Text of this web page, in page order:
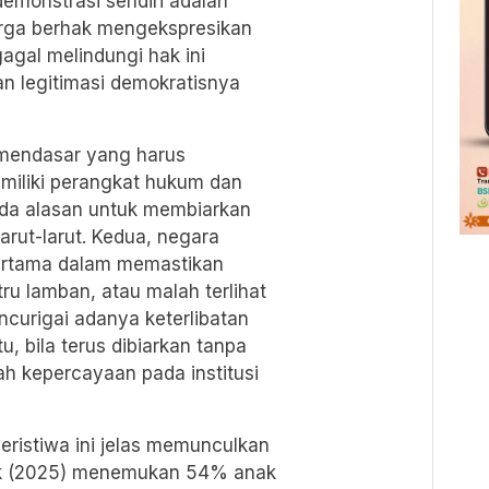
berhak mengekspresikan
melindungi hak ini
legitimasi demokratisnya
yang harus
perangkat hukum dan
alasan untuk membiarkan
larut. Kedua, negara
dalam memastikan
lamban, atau malah terlihat
adanya keterlibatan
bila terus dibiarkan tanpa
kepercayaan pada institusi
ini jelas memunculkan
(2025) menemukan 54% anak